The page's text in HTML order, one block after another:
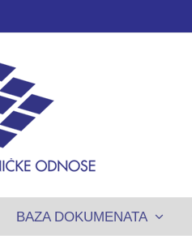
BAZA DOKUMENATA